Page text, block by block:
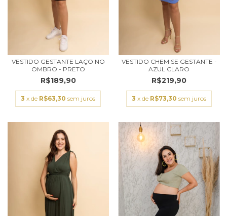
VESTIDO GESTANTE LAÇO NO
OMBRO - PRETO
R$189,90
3 x de R$63,30 sem juros
VESTIDO CHEMISE GESTANTE -
AZUL CLARO
R$219,90
3 x de R$73,30 sem juros